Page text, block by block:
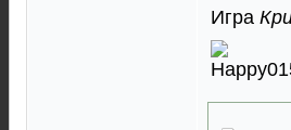
Игра